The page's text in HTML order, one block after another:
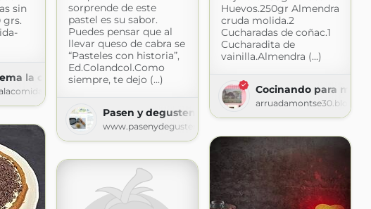
sin
grs.
la comida
Huevos.250gr Almendra
cruda molida.2
Cucharadas de coñac.1
Cucharadita de
vainilla.Almendra (...)
Cocinando para mis
sorprende de este
pastel es su sabor.
Puedes pensar que al
llevar queso de cabra se
“Pasteles con historia”,
Ed.Colandcol.Como
siempre, te dejo (...)
Pasen y degusten
www.pasenydegusten.com